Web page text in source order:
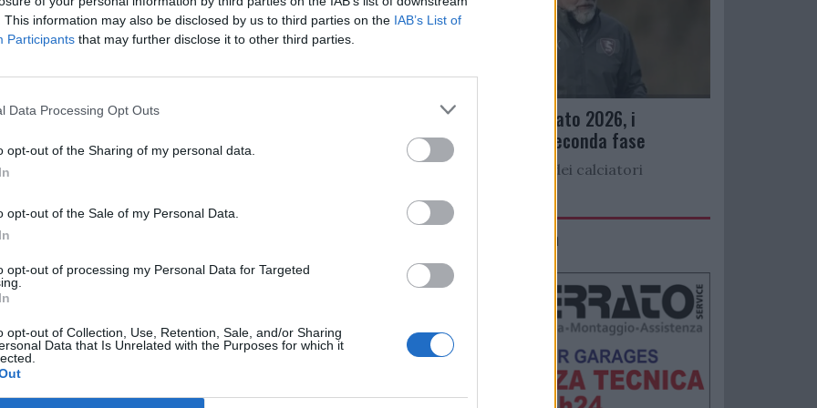
This information may also be disclosed by us to third parties on the IAB’s List of
Participants that may further disclose it to other third parties.
Data Processing Opt Outs
opt-out of the Sharing of my personal data.
opt-out of the Sale of my Personal Data.
opt-out of processing my Personal Data for Targeted
opt-out of Collection, Use, Retention, Sale, and/or Sharing
Data that Is Unrelated with the Purposes for which it
servito da Ferrari, di testa manda alla
dal Var.
ma l'assistente annulla per
al centro per Ferraris che al volo
che raccoglie un cross dalla
Ritiro precampionato 2026, i
convocati per la seconda fase
Di seguito l’elenco dei calciatori
IMACO Promosolution